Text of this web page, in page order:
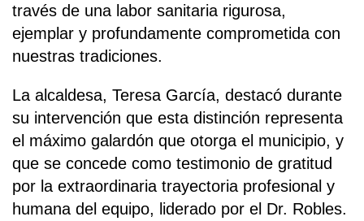
través de una labor sanitaria rigurosa,
ejemplar y profundamente comprometida con
nuestras tradiciones.
La alcaldesa, Teresa García, destacó durante
su intervención que esta distinción representa
el máximo galardón que otorga el municipio, y
que se concede como testimonio de gratitud
por la extraordinaria trayectoria profesional y
humana del equipo, liderado por el Dr. Robles.